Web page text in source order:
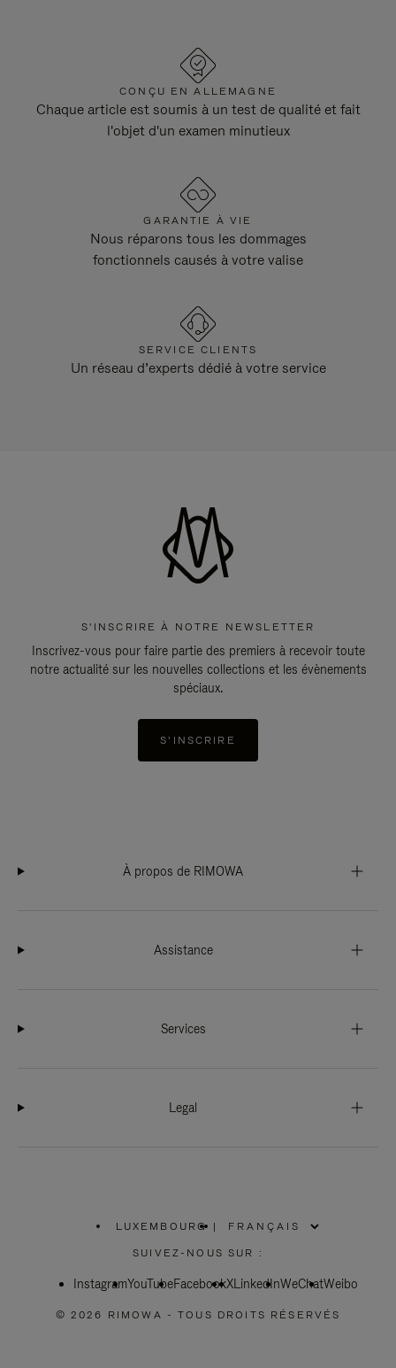
CONÇU EN ALLEMAGNE
Chaque article est soumis à un test de qualité et fait
l'objet d'un examen minutieux
GARANTIE À VIE
Nous réparons tous les dommages
fonctionnels causés à votre valise
SERVICE CLIENTS
Un réseau d’experts dédié à votre service
S'INSCRIRE À NOTRE NEWSLETTER
Inscrivez-vous pour faire partie des premiers à recevoir toute
notre actualité sur les nouvelles collections et les évènements
spéciaux.
S'INSCRIRE
À propos de RIMOWA
Assistance
Services
Legal
LUXEMBOURG
SÉLECTIONNEZ
VOTRE
|
SUIVEZ-NOUS SUR :
InstagramYouTubeFacebookXLinkedInWeChatWeibo
© 2026 RIMOWA - TOUS DROITS RÉSERVÉS